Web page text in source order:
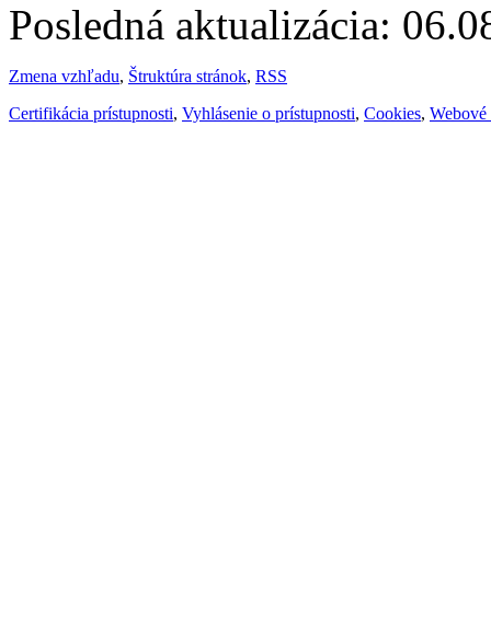
Posledná aktualizácia:
Zmena vzhľadu, Štruktúra stránok, RSS
Certifikácia prístupnosti, Vyhlásenie o prístupnosti, Cookies, Webové